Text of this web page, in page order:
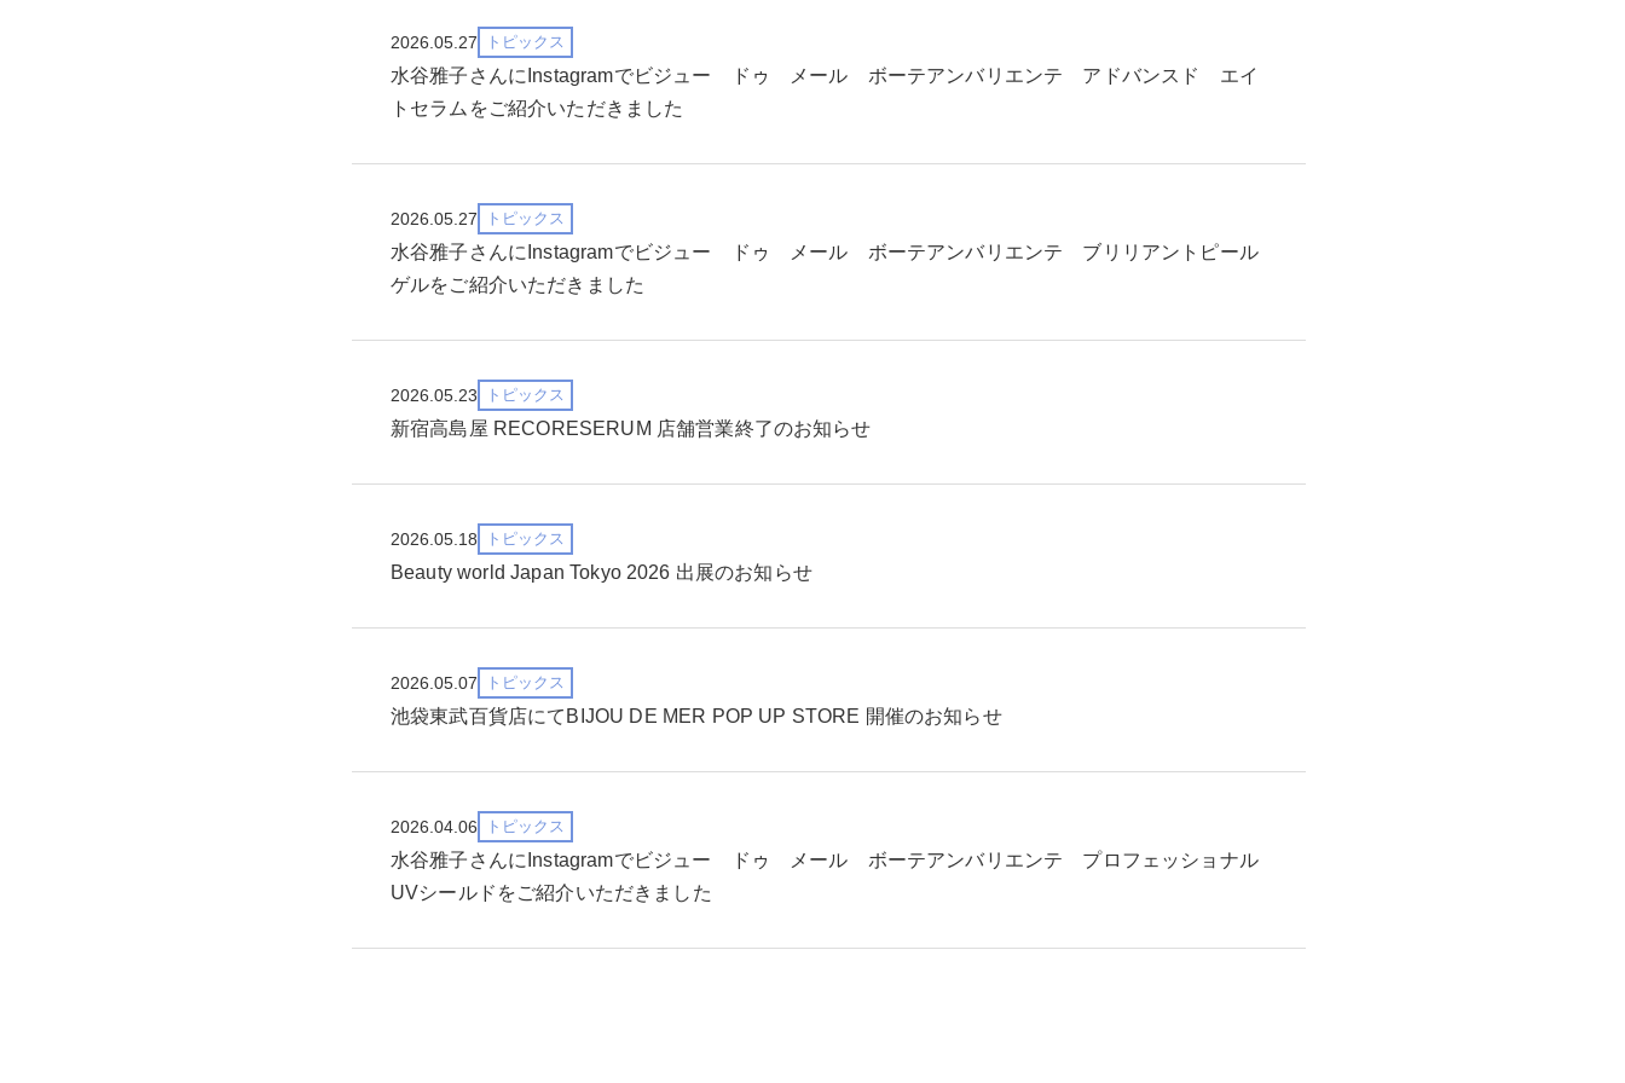
2026.05.27 トピックス
水谷雅子さんにInstagramでビジュー ドゥ メール ボーテアンバリエンテ アドバンスド エイ
トセラムをご紹介いただきました
2026.05.27 トピックス
水谷雅子さんにInstagramでビジュー ドゥ メール ボーテアンバリエンテ ブリリアントピール
ゲルをご紹介いただきました
2026.05.23 トピックス
新宿高島屋 RECORESERUM 店舗営業終了のお知らせ
2026.05.18 トピックス
Beauty world Japan Tokyo 2026 出展のお知らせ
2026.05.07 トピックス
池袋東武百貨店にてBIJOU DE MER POP UP STORE 開催のお知らせ
2026.04.06 トピックス
水谷雅子さんにInstagramでビジュー ドゥ メール ボーテアンバリエンテ プロフェッショナル
UVシールドをご紹介いただきました